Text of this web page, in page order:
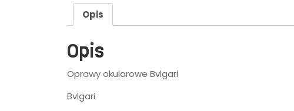
Opis
Opis
Oprawy okularowe Bvlgari
Bvlgari